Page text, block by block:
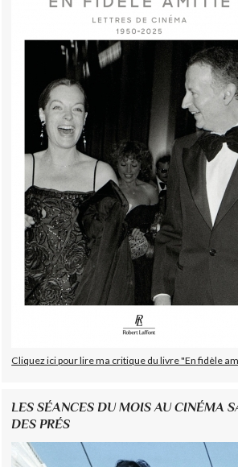
Cliquez ici pour lire ma critique du livre "En fidèle
LES SÉANCES DU MOIS AU CINÉMA
DES PRÉS